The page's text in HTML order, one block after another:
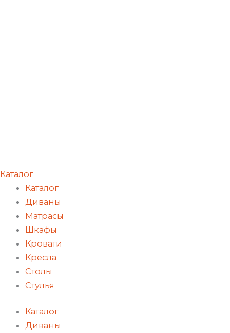
Каталог
Каталог
Диваны
Матрасы
Шкафы
Кровати
Кресла
Столы
Стулья
Каталог
Диваны